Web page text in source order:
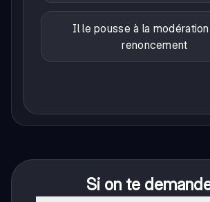
Il le pousse à la
renoncement
Si on te